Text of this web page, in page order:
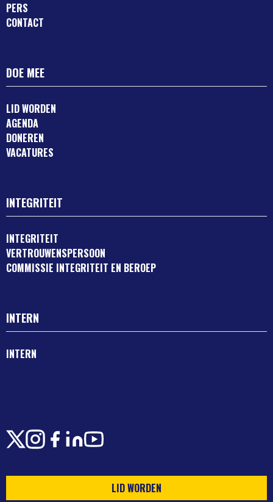
PERS
CONTACT
DOE MEE
LID WORDEN
AGENDA
DONEREN
VACATURES
INTEGRITEIT
INTEGRITEIT
VERTROUWENSPERSOON
COMMISSIE INTEGRITEIT EN BEROEP
INTERN
INTERN
X Instagram
Facebook
LinkedIn
Youtube
LID WORDEN